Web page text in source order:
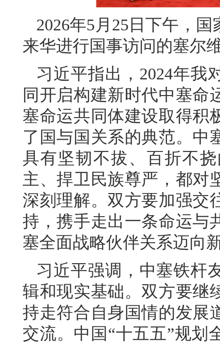
2026年5月25日下午，
来华进行国事访问的塞尔
习近平指出，2024年我
同开启构建新时代中塞命
塞命运共同体建设取得积
了国与国关系的典范。中
具有坚韧不拔、百折不
主、捍卫民族尊严，都对
深刻理解。双方要加强交
持，携手走出一条命运与
塞全面战略伙伴关系迈向
习近平强调，中塞铁杆
辑和现实基础。双方要继
持走符合自身国情的发展
交流。中国“十五五”规划